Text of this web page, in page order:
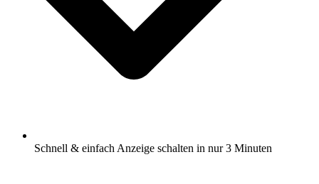
Schnell & einfach Anzeige schalten in nur 3 Minuten